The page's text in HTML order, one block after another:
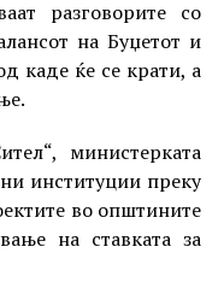
разговорите со
на Буџетот и
каде ќе се крати, а
министерката
институции преку
во општините
на ставката за